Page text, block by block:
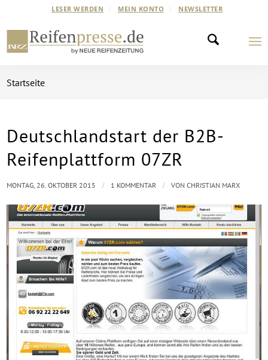
LESER WERDEN MEIN KONTO NEWSLETTER
Startseite
Deutschlandstart der B2B-
Reifenplattform 07ZR
MONTAG, 26. OKTOBER 2015 / 1 KOMMENTAR / VONCHRISTIAN MARX
sagt: